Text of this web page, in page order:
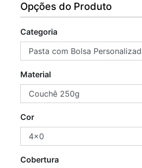
Opções do Produto
Categoria
Material
Cor
Cobertura